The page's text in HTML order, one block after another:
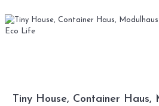
Tiny House, Container Haus,